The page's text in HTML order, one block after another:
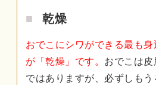
乾燥
おでこにシワができる最も
が「乾燥」です。 おでこは
ではありますが、必ずしも